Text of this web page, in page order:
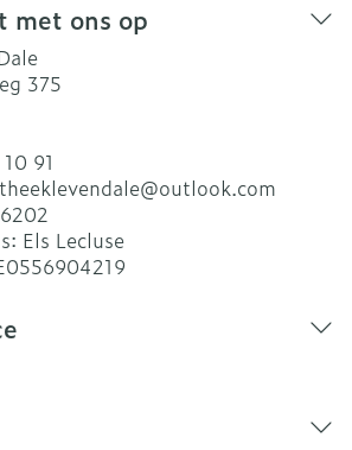
met ons op
375
91
outlook.com
Els Lecluse